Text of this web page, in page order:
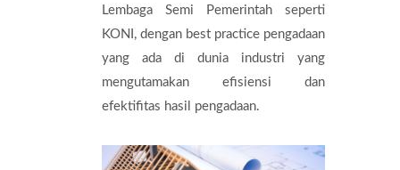
Lembaga Semi Pemerintah seperti
KONI, dengan best practice pengadaan
yang ada di dunia industri yang
mengutamakan efisiensi dan
efektifitas hasil pengadaan.